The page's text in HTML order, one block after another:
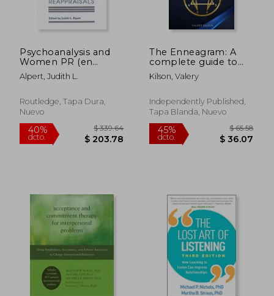
45%
dcto.
Psychoanalysis and
Women PR (en
Inglés)
Alpert, Judith L.
Routledge, Tapa Dura,
Nuevo
The Enneagram: A
complete guide to
Self-Realization &
Self-discovery
of the Enneagram,
learning the 9
Inglés)
Kilson, Valery
Independently Published,
Tapa Blanda, Nuevo